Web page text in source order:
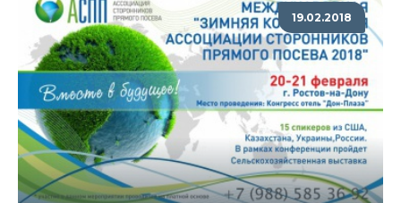
19.02.2018